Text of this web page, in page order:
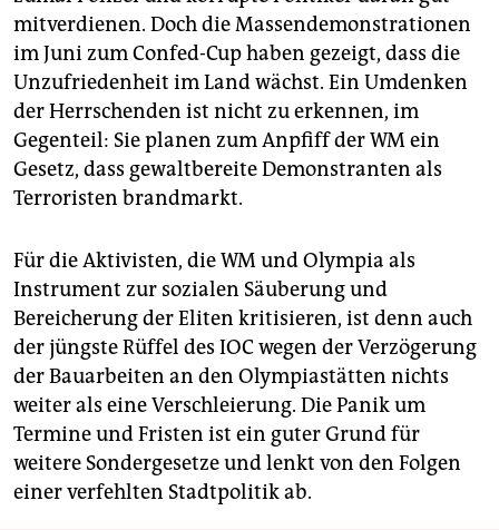
mitverdienen. Doch die Massendemonstrationen
im Juni zum Confed-Cup haben gezeigt, dass die
Unzufriedenheit im Land wächst. Ein Umdenken
der Herrschenden ist nicht zu erkennen, im
Gegenteil: Sie planen zum Anpfiff der WM ein
Gesetz, dass gewaltbereite Demonstranten als
Terroristen brandmarkt.
Für die Aktivisten, die WM und Olympia als
Instrument zur sozialen Säuberung und
Bereicherung der Eliten kritisieren, ist denn auch
der jüngste Rüffel des IOC wegen der Verzögerung
der Bauarbeiten an den Olympiastätten nichts
weiter als eine Verschleierung. Die Panik um
Termine und Fristen ist ein guter Grund für
weitere Sondergesetze und lenkt von den Folgen
einer verfehlten Stadtpolitik ab.